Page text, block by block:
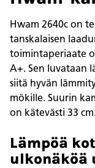
Hwam 2640c on
tanskalaisen
toimintaperiaate
A+. Sen luvataan
siitä hyvän
mökille. Suurin
on kätevästi 33
Lämpöä
ulkonäköä